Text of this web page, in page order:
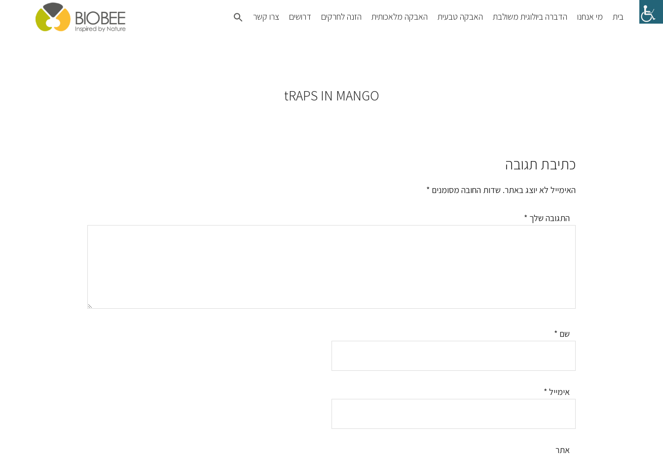
Skip
to
Skip
to
בית מי אנחנו הדברה ביולוגית משולבת האבקה טבעית האבקה מלאכותית הזנה לחרקים דרושים צרו קשר Search
for:
tRAPS IN MANGO
Reader
Interactions
כתיבת תגובה
האימייל לא יוצג באתר. שדות החובה מסומנים *
התגובה שלך *
שם *
אימייל *
אתר